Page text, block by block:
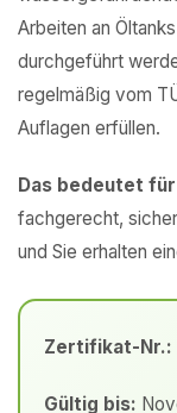
Arbeiten an
durchgeführt
regelmäßig vom
Auflagen erfüllen.
Das bedeutet für
fachgerecht,
und Sie erhalten
Zertifikat-Nr.:
Gültig bis: